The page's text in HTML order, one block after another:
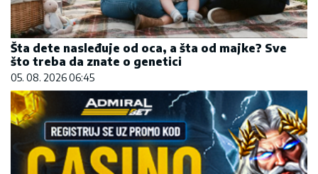
Šta dete nasleđuje od oca, a šta od majke? Sve
što treba da znate o genetici
05. 08. 2026 06:45